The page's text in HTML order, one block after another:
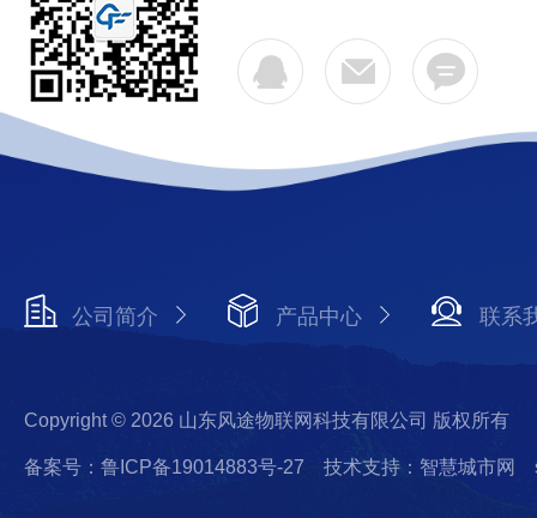
公司简介 产品中心 联系
Copyright © 2026 山东风途物联网科技有限公司 版权所有
备案号：鲁ICP备19014883号-27 技术支持：智慧城市网